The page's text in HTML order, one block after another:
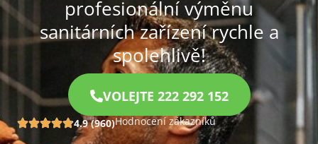
profesionální výměnu
sanitárních zařízení rychle a
spolehlivě!
VOLEJTE 222 292 152
4.9 (960)Hodnocení zákazníků